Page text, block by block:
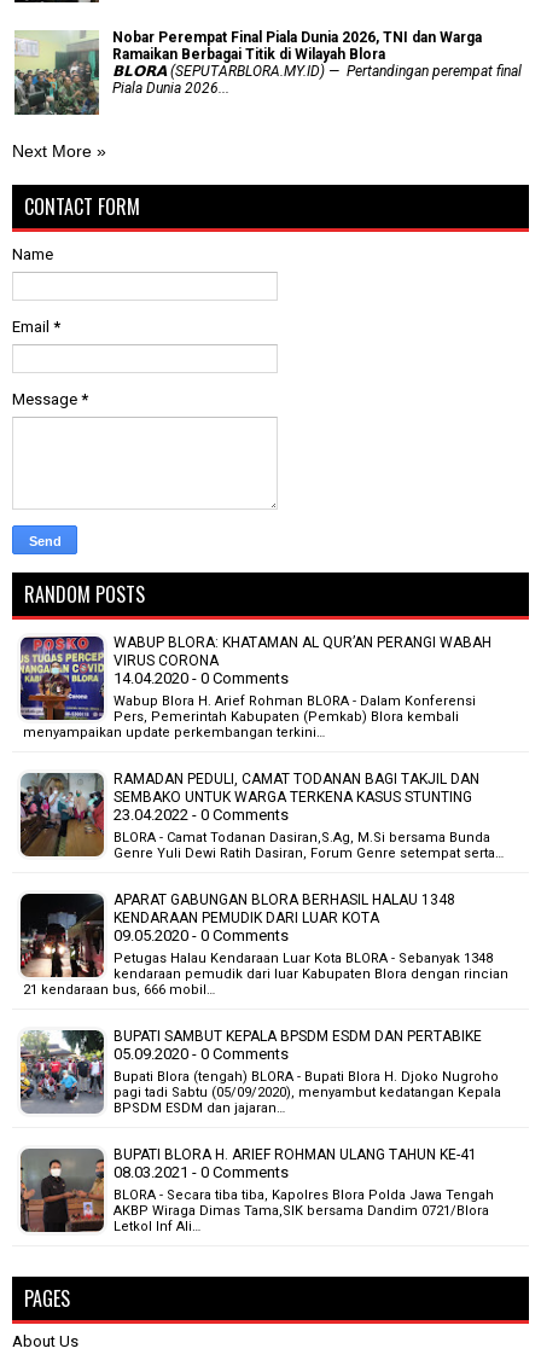
Nobar Perempat Final Piala Dunia 2026, TNI dan Warga
Ramaikan Berbagai Titik di Wilayah Blora
𝗕𝗟𝗢𝗥𝗔 (SEPUTARBLORA.MY.ID) — Pertandingan perempat final
Piala Dunia 2026...
Next More »
CONTACT FORM
Name
Email *
Message *
RANDOM POSTS
WABUP BLORA: KHATAMAN AL QUR’AN PERANGI WABAH
VIRUS CORONA
14.04.2020 - 0 Comments
Wabup Blora H. Arief Rohman BLORA - Dalam Konferensi
Pers, Pemerintah Kabupaten (Pemkab) Blora kembali
menyampaikan update perkembangan terkini…
RAMADAN PEDULI, CAMAT TODANAN BAGI TAKJIL DAN
SEMBAKO UNTUK WARGA TERKENA KASUS STUNTING
23.04.2022 - 0 Comments
BLORA - Camat Todanan Dasiran,S.Ag, M.Si bersama Bunda
Genre Yuli Dewi Ratih Dasiran, Forum Genre setempat serta…
APARAT GABUNGAN BLORA BERHASIL HALAU 1348
KENDARAAN PEMUDIK DARI LUAR KOTA
09.05.2020 - 0 Comments
Petugas Halau Kendaraan Luar Kota BLORA - Sebanyak 1348
kendaraan pemudik dari luar Kabupaten Blora dengan rincian
21 kendaraan bus, 666 mobil…
BUPATI SAMBUT KEPALA BPSDM ESDM DAN PERTABIKE
05.09.2020 - 0 Comments
Bupati Blora (tengah) BLORA - Bupati Blora H. Djoko Nugroho
pagi tadi Sabtu (05/09/2020), menyambut kedatangan Kepala
BPSDM ESDM dan jajaran…
BUPATI BLORA H. ARIEF ROHMAN ULANG TAHUN KE-41
08.03.2021 - 0 Comments
BLORA - Secara tiba tiba, Kapolres Blora Polda Jawa Tengah
AKBP Wiraga Dimas Tama,SIK bersama Dandim 0721/Blora
Letkol Inf Ali…
PAGES
About Us